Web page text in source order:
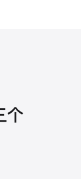
个